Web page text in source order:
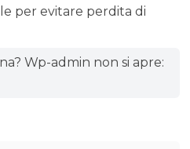
per evitare perdita di
Wp-admin non si apre: